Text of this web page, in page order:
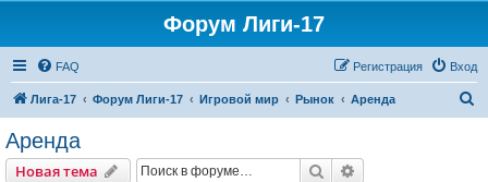
Форум Лиги-17
FAQ Вход
Регистрация
Лига-17 Форум Лиги-17 Игровой мир Рынок Аренда
Аренда
Новая тема Поиск